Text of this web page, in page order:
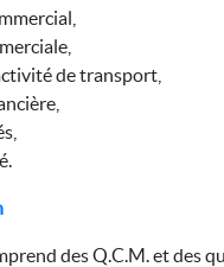
de transport,
des Q.C.M. et des